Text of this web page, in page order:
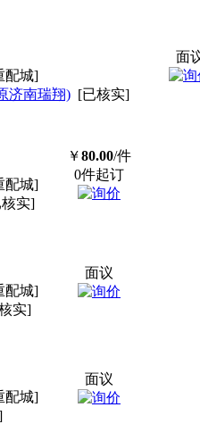
配城]
济南瑞翔) [已核实]
面
配城]
实]
￥80.00/件
0件起订
配城]
实]
面议
配城]
面议